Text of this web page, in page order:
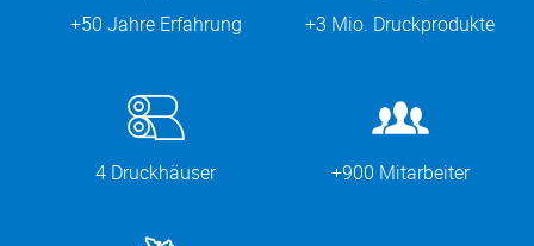
+50 Jahre Erfahrung +3 Mio. Druckprodukte
4 Druckhäuser +900 Mitarbeiter